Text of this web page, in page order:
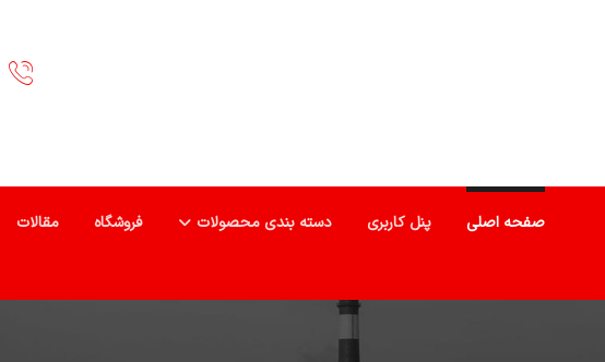
صفحه اصلی پنل کاربری دسته بندی محصولات فروشگاه مقالات